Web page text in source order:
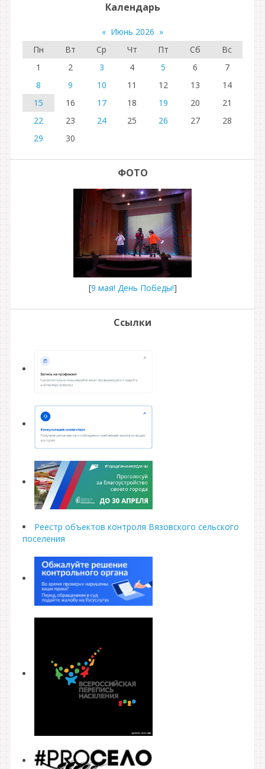
Календарь
« Июнь 2026 »
Пн
Вт Ср Чт Пт Сб
Вс
1
2 3 4 5 6
7
8
9 10 11 12 13
14
15
16 17 18 19 20
21
22
23 24 25 26 27
28
29
30
ФОТО
[9 мая! День Победы!]
Ссылки
Реестр объектов контроля Вязовского сельского
поселения